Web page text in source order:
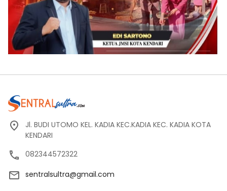
Jl. BUDI UTOMO KEL. KADIA KEC.KADIA KEC. KADIA KOTA
KENDARI
082344572322
sentralsultra@gmail.com